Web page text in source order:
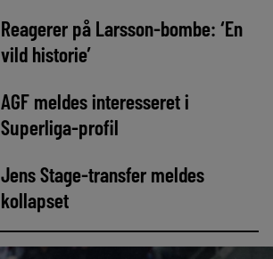
Reagerer på Larsson-bombe: ‘En
vild historie’
AGF meldes interesseret i
Superliga-profil
Jens Stage-transfer meldes
kollapset